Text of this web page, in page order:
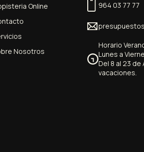
Online
Nosotros
964 03 77 77
Horario
Lunes a
Del 8 al 23 de
vacaciones.